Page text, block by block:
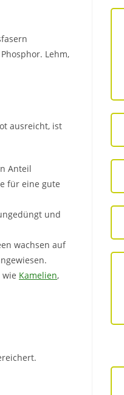
Lehm,
ausreicht, ist
Anteil
für eine gute
und
wachsen auf
Kamelien,